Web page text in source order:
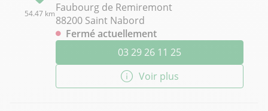
54.47 kmFaubourg de Remiremont
88200 Saint Nabord
Fermé actuellement
03 29 26 11 25
Voir plus